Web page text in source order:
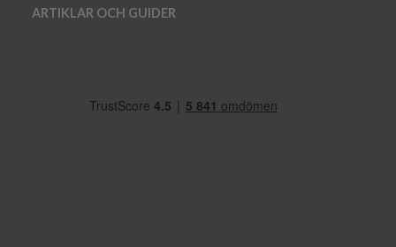
ARTIKLAR OCH GUIDER